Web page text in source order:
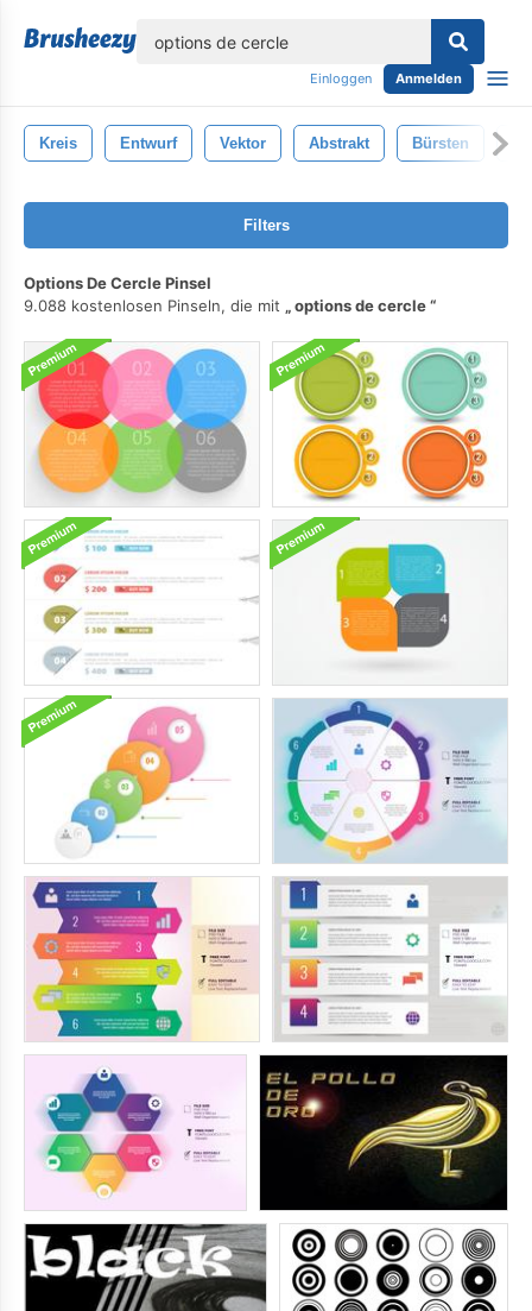
Einloggen Anmelden
Kreis Entwurf Vektor Abstrakt Bürsten
Filters
Options De Cercle Pinsel
9.088 kostenlosen Pinseln, die mit
options de cercle